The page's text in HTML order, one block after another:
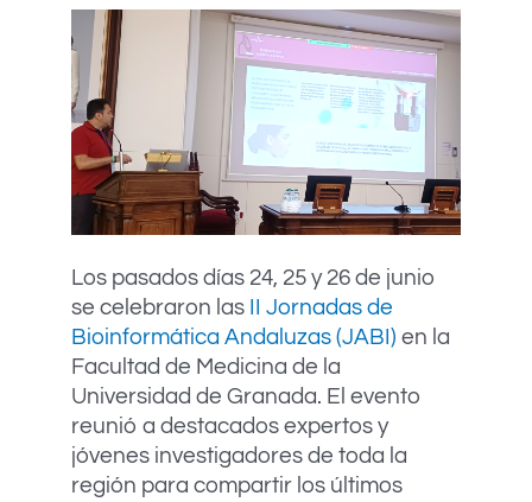
Los pasados días 24, 25 y 26 de junio
se celebraron las
II Jornadas de
Bioinformática Andaluzas (JABI) en la
Facultad de Medicina de la
Universidad de Granada. El evento
reunió a destacados expertos y
jóvenes investigadores de toda la
región para compartir los últimos